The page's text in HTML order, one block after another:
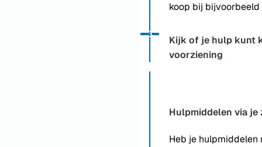
koop bij
Kijk of je hulp kunt
voorziening
Status: Actief
Opvolgingsnummer:
3
Hulpmiddelen via
Heb je